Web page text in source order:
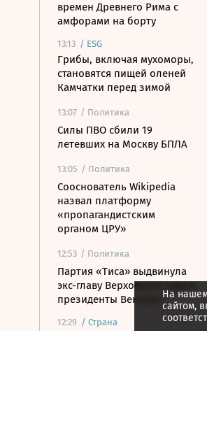
времен Древнего Рима с
амфорами на борту
13:13 / ESG
Грибы, включая мухоморы,
становятся пищей оленей
Камчатки перед зимой
13:07 / Политика
Силы ПВО сбили 19
летевших на Москву БПЛА
13:05 / Политика
Сооснователь Wikipedia
назвал платформу
«пропагандистским
органом ЦРУ»
12:53 / Политика
Партия «Тиса» выдвинула
экс-главу Верховного суда в
президенты Венгрии
12:29 / Страна
На
сайтом,